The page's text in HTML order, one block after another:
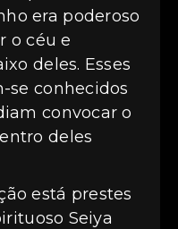
era poderoso
o céu e
deles. Esses
se conhecidos
convocar o
deles
está prestes
Seiya